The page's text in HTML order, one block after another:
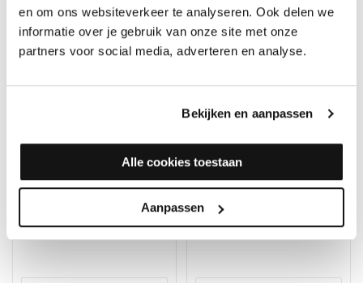
en om ons websiteverkeer te analyseren. Ook delen we
informatie over je gebruik van onze site met onze
partners voor social media, adverteren en analyse.
Bekijken en aanpassen
Alle cookies toestaan
Aanpassen
74,95 67,45
64,95 58,45